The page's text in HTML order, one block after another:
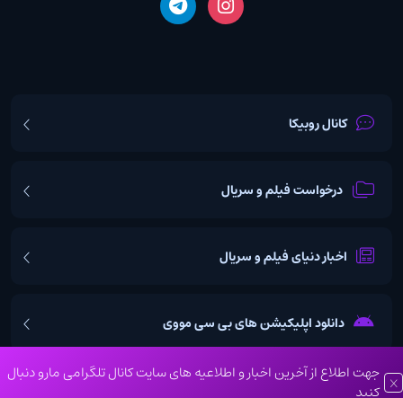
جهت اطلاع از آخرین اخبار و اطلاعیه های سایت کانال تلگرامی مارو دنبال
کنید
کانال روبیکا
درخواست فیلم و سریال
اخبار دنیای فیلم و سریال
دانلود اپلیکیشن های بی سی مووی